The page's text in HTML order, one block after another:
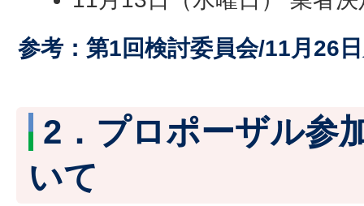
参考：第1回検討委員会/11月26
2．プロポーザル参
いて